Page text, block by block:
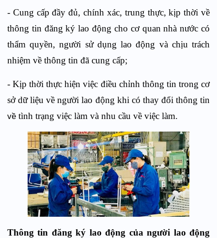
- Cung cấp đầy đủ, chính xác, trung thực, kịp thời về
thông tin đăng ký lao động cho cơ quan nhà nước có
thẩm quyền, người sử dụng lao động và chịu trách
nhiệm về thông tin đã cung cấp;
- Kịp thời thực hiện việc điều chỉnh thông tin trong cơ
sở dữ liệu về người lao động khi có thay đổi thông tin
về tình trạng việc làm và nhu cầu về việc làm.
Thông tin đăng ký lao động của người lao động